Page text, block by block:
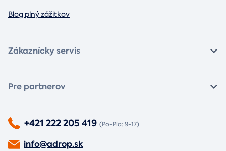
Blog plný zážitkov
Zákaznícky servis
Pre partnerov
+421 222 205 419 (Po-Pia: 9-17)
info@adrop.sk